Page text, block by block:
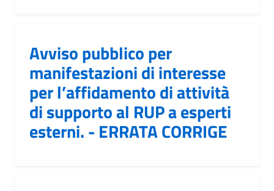
Avviso pubblico per
manifestazioni di interesse
per l’affidamento di attività
di supporto al RUP a esperti
esterni. - ERRATA CORRIGE